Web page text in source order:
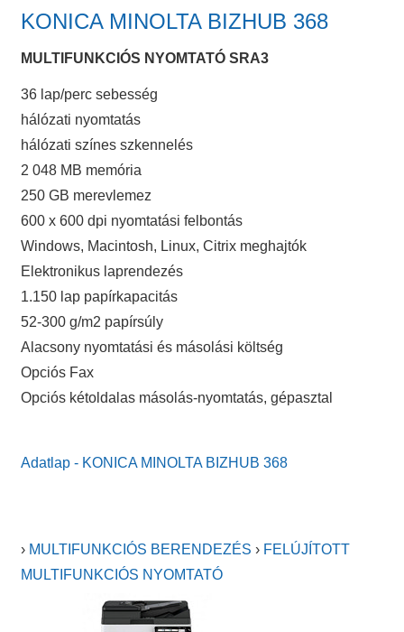
KONICA MINOLTA BIZHUB 368
MULTIFUNKCIÓS NYOMTATÓ SRA3
36 lap/perc sebesség
hálózati nyomtatás
hálózati színes szkennelés
2 048 MB memória
250 GB merevlemez
600 x 600 dpi nyomtatási felbontás
Windows, Macintosh, Linux, Citrix meghajtók
Elektronikus laprendezés
1.150 lap papírkapacitás
52-300 g/m2 papírsúly
Alacsony nyomtatási és másolási költség
Opciós Fax
Opciós kétoldalas másolás-nyomtatás, gépasztal
Adatlap - KONICA MINOLTA BIZHUB 368
› MULTIFUNKCIÓS BERENDEZÉS › FELÚJÍTOTT
MULTIFUNKCIÓS NYOMTATÓ